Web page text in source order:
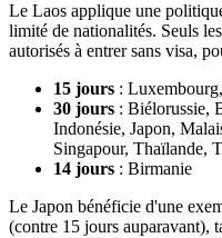
Le Laos applique une
limité de nationalités. Seuls
autorisés à entrer sans visa,
15 jours :
30 jours : Biélorussie,
Indonésie, Japon,
Singapour, Thaïlande,
14 jours : Birmanie
Le Japon bénéficie d'une
(contre 15 jours auparavant),